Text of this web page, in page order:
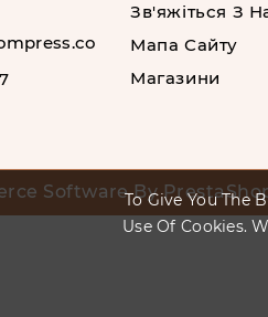
To Give You The
Use Of Cookies.
Зв'яжіться З
Мапа Сайту
Магазини
Software By